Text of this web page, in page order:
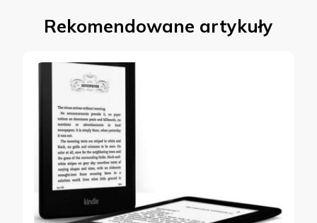
Rekomendowane artykuły